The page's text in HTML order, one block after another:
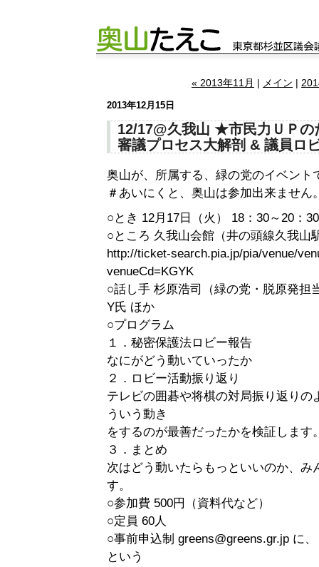
« 2013年11月 | メイン |
2013年12月15日
12/17@久我山 ★市民力ＵＰ
審議プロセス大解剖 & 議員ロ
奥山が、所属する、緑の党のイベント
＃あいにくと、奥山は参加出来ません
○とき 12月17日（火） 18：30～20：30
○ところ 久我山会館（井の頭線久我山
http://ticket-search.pia.jp/pia/venue/
venueCd=KGYK
○話し手 杉原浩司（緑の党・脱原発担
Y氏 ほか
○プログラム
１．秘密保護法ロビー報告
なにがどう動いていったか
２．ロビー活動振り返り
テレビの囲碁や将棋の対局振り返りの
ういう動き
をするのが最善だったかを検証します
３．まとめ
次はどう動いたらもっといいのか、み
す。
○参加費 500円（資料代など）
○定員 60人
○事前申込制 greens@greens.gr.jp に
という